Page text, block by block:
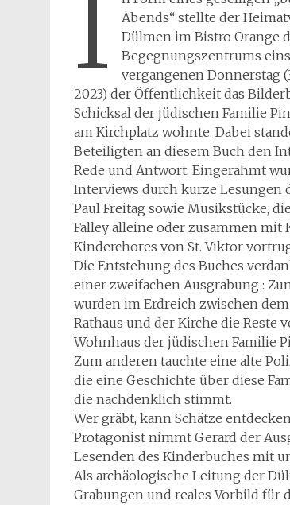
I
Abends“ stellte der
Dülmen im Bistro Orange
Begegnungszentrums
vergangenen Donnerstag
2023) der Öffentlichkeit das
Schicksal der jüdischen Familie
am Kirchplatz wohnte. Dabei
Beteiligten an diesem Buch den
Rede und Antwort. Eingerahmt
Interviews durch kurze Lesungen
Paul Freitag sowie Musikstücke,
Falley alleine oder zusammen mit
Kinderchores von St. Viktor
Die Entstehung des Buches
einer zweifachen Ausgrabung :
wurden im Erdreich zwischen
Rathaus und der Kirche die Reste
Wohnhaus der jüdischen Familie
Zum anderen tauchte eine alte
die eine Geschichte über diese
die nachdenklich stimmt.
Wer gräbt, kann Schätze
Protagonist nimmt Gerard der
Lesenden des Kinderbuches mit
Als archäologische Leitung der
Grabungen und reales Vorbild für